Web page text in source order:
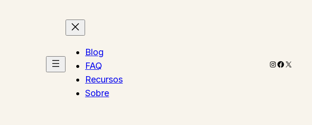
Blog
FAQ
Recursos
Sobre
Instagram
X